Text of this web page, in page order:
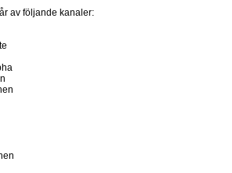
av följande kanaler: